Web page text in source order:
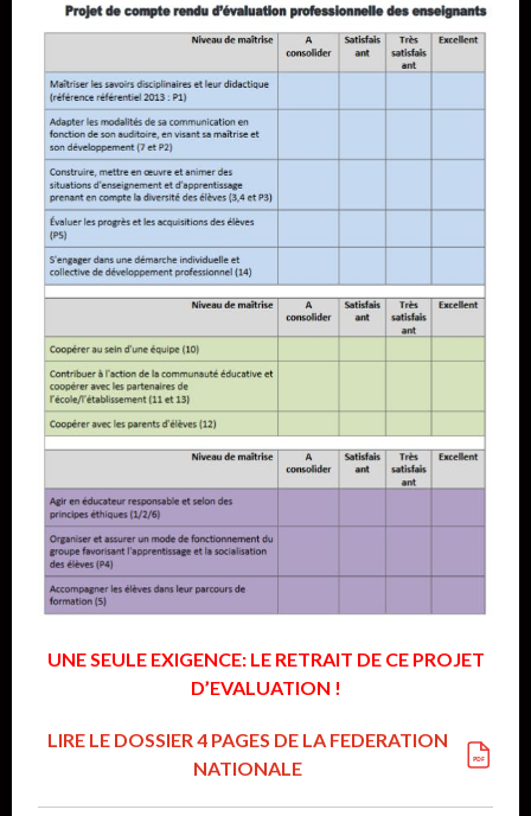
UNE SEULE EXIGENCE: LE RETRAIT DE CE PROJET
D’EVALUATION !
LIRE LE DOSSIER 4 PAGES DE LA FEDERATION
NATIONALE